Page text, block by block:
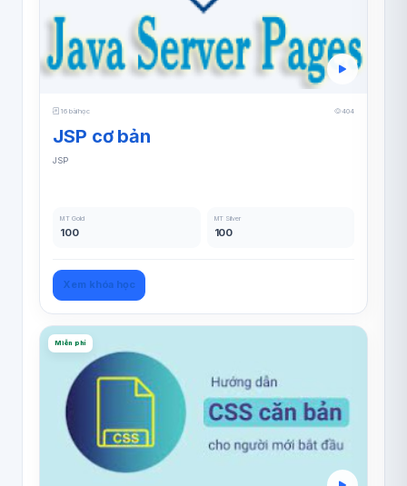
16 bài học 404
JSP cơ bản
JSP
MT Gold
100
MT Silver
100
Xem khóa học
Miễn phí